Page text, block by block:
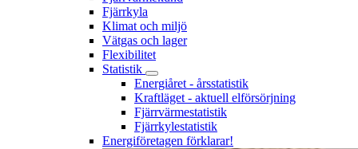
Fjärrkyla
Klimat och miljö
Vätgas och lager
Flexibilitet
Statistik
Energiåret - årsstatistik
Kraftläget - aktuell elförsörjning
Fjärrvärmestatistik
Fjärrkylestatistik
Energiföretagen förklarar!